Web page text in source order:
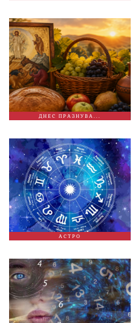
ДНЕС ПРАЗНУВА...
АСТРО